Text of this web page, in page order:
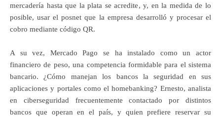
mercadería hasta que la plata se acredite, y, en la medida de lo
posible, usar el posnet que la empresa desarrolló y procesar el
cobro mediante código QR.
A su vez, Mercado Pago se ha instalado como un actor
financiero de peso, una competencia formidable para el sistema
bancario. ¿Cómo manejan los bancos la seguridad en sus
aplicaciones y portales como el homebanking? Ernesto, analista
en ciberseguridad frecuentemente contactado por distintos
bancos que operan en el país, y quien prefiere reservar su